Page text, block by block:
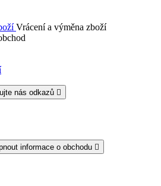
Vrácení a výměna zboží
nás odkazů 
informace o obchodu 